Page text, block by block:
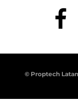
© Proptech